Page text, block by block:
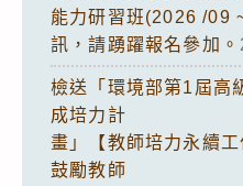
能力研習班(2026 /09
訊，請踴躍報名參加。
檢送「環境部第1屆高
成培力計
畫」【教師培力永續
鼓勵教師